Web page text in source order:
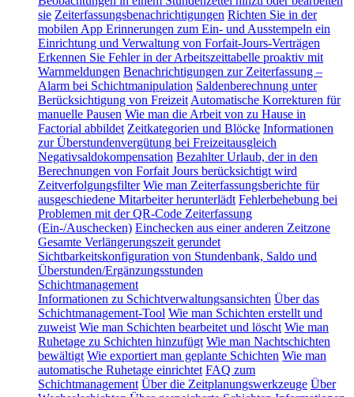
sie Zeiterfassungsbenachrichtigungen Richten Sie in der
mobilen App Erinnerungen zum Ein- und Ausstempeln ein
Einrichtung und Verwaltung von Forfait-Jours-Verträgen
Erkennen Sie Fehler in der Arbeitszeittabelle proaktiv mit
Warnmeldungen Benachrichtigungen zur Zeiterfassung –
Alarm bei Schichtmanipulation Saldenberechnung unter
Berücksichtigung von Freizeit Automatische Korrekturen für
manuelle Pausen Wie man die Arbeit von zu Hause in
Factorial abbildet Zeitkategorien und Blöcke Informationen
zur Überstundenvergütung bei Freizeitausgleich
Negativsaldokompensation Bezahlter Urlaub, der in den
Berechnungen von Forfait Jours berücksichtigt wird
Zeitverfolgungsfilter Wie man Zeiterfassungsberichte für
ausgeschiedene Mitarbeiter herunterlädt Fehlerbehebung bei
Problemen mit der QR-Code Zeiterfassung
(Ein-/Auschecken) Einchecken aus einer anderen Zeitzone
Gesamte Verlängerungszeit gerundet
Sichtbarkeitskonfiguration von Stundenbank, Saldo und
Überstunden/Ergänzungsstunden
Schichtmanagement
Informationen zu Schichtverwaltungsansichten Über das
Schichtmanagement-Tool Wie man Schichten erstellt und
zuweist Wie man Schichten bearbeitet und löscht Wie man
Ruhetage zu Schichten hinzufügt Wie man Nachtschichten
bewältigt Wie exportiert man geplante Schichten Wie man
automatische Ruhetage einrichtet FAQ zum
Schichtmanagement Über die Zeitplanungswerkzeuge Über